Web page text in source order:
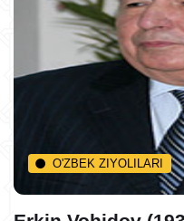
O'ZBEK ZIYOLILARI